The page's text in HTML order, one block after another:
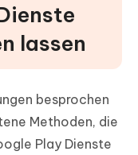
lassen
besprochen
Methoden, die
Play Dienste